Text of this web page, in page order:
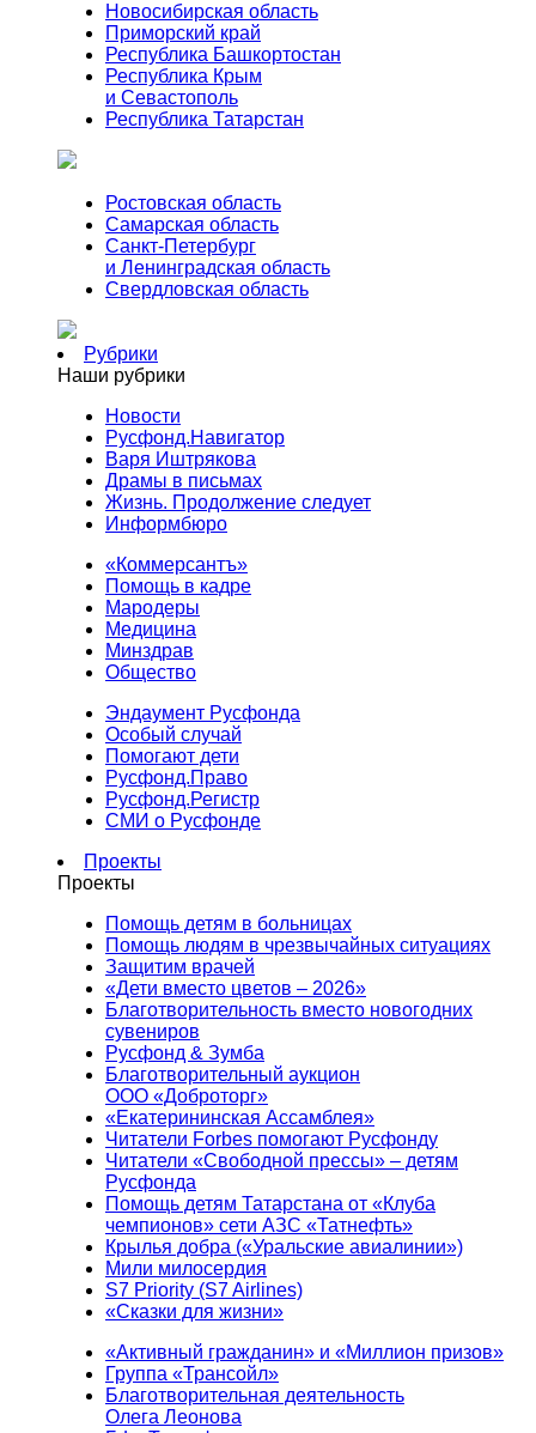
Новосибирская область
Приморский край
Республика Башкортостан
Республика Крым
и Севастополь
Республика Татарстан
Ростовская область
Самарская область
Санкт-Петербург
и Ленинградская область
Свердловская область
Рубрики
Наши рубрики
Новости
Русфонд.Навигатор
Варя Иштрякова
Драмы в письмах
Жизнь. Продолжение следует
Информбюро
«Коммерсантъ»
Помощь в кадре
Мародеры
Медицина
Минздрав
Общество
Эндаумент Русфонда
Особый случай
Помогают дети
Русфонд.Право
Русфонд.Регистр
СМИ о Русфонде
Проекты
Проекты
Помощь детям в больницах
Помощь людям в чрезвычайных ситуациях
Защитим врачей
«Дети вместо цветов – 2026»
Благотворительность вместо новогодних
сувениров
Русфонд & Зумба
Благотворительный аукцион
ООО «Доброторг»
«Екатерининская Ассамблея»
Читатели Forbes помогают Русфонду
Читатели «Свободной прессы» – детям
Русфонда
Помощь детям Татарстана от «Клуба
чемпионов» сети АЗС «Татнефть»
Крылья добра («Уральские авиалинии»)
Мили милосердия
S7 Priority (S7 Airlines)
«Сказки для жизни»
«Активный гражданин» и «Миллион призов»
Группа «Трансойл»
Благотворительная деятельность
Олега Леонова